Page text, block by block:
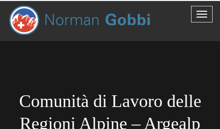
Comunità di Lavoro delle
Regioni Alpine – Argealp